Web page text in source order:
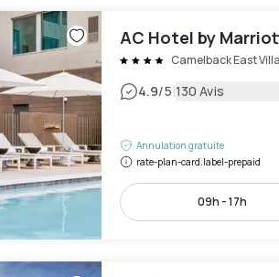
AC Hotel by
Camelback East
4.9/5|130 Avis
Annulation gratuite
rate-plan-card.label-prepaid
09h - 17h